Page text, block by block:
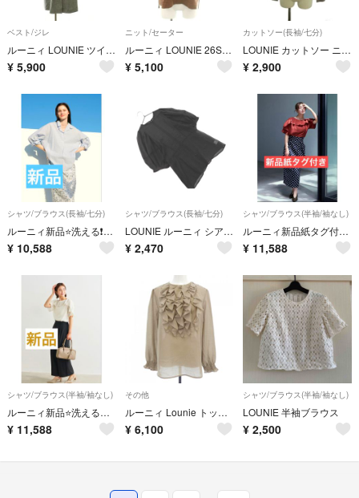
ベスト/ジレ
ルーニィ LOUNIE ツイード調ジレ ベスト 前開き 36 紺 ネイビー 白
¥ 5,900
ニット/セーター
ルーニィ LOUNIE 26SS ジャガードロゴニット セーター 半袖 F 茶
¥ 5,100
カットソー(長袖/七分)
LOUNIE カットソー ニット F グレー ラウンドネック 長袖
¥ 2,900
シャツ/ブラウス(長袖/七分)
ルーニィ新品⭐️洗える❗️サッカーストライプスキッパーシャツコットン綿ブラウスLOUNIE
¥ 10,588
シャツ/ブラウス(長袖/七分)
LOUNIE ルーニィ シアー ブラウス シャツ size36/黒 ■◆ レディース
¥ 2,470
シャツ/ブラウス(半袖/袖なし)
ルーニィ新品紙タグ付き⭐️26年新作⭐️洗える接触冷感❗️シルキーラッフルブラウスシャツ通勤LOUNIEアセテート素材
¥ 11,588
シャツ/ブラウス(半袖/袖なし)
ルーニィ新品⭐️洗える接触冷感❗️シルキーラッフルブラウスシャツ通勤LOUNIEアセテート素材
¥ 11,588
その他
ルーニィ Lounie トップス
¥ 6,100
シャツ/ブラウス(半袖/袖なし)
LOUNIE 半袖ブラウス
¥ 2,500